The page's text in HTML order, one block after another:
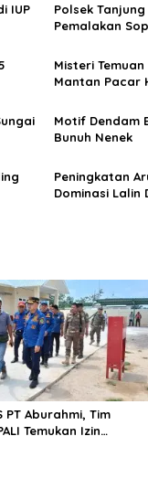
IUP
Polsek
Pemalakan
Misteri
Mantan Pacar
Motif Dendam
Bunuh Nenek
Peningkatan
Dominasi Lalin
PT Aburahmi, Tim
Temukan Izin